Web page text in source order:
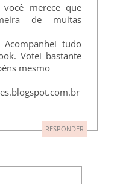
merece que
de muitas
tudo
Votei bastante
mesmo
RESPONDER